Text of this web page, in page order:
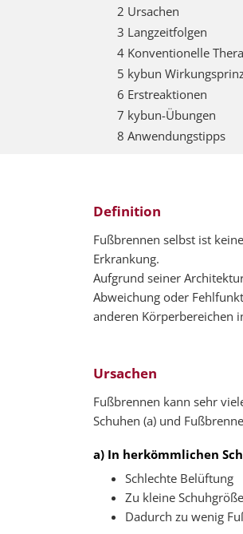
2 Ursachen
3 Langzeitfolgen
4 Konventionelle
5 kybun
6 Erstreaktionen
7 kybun-Übungen
8 Anwendungstipps
Definition
Fußbrennen selbst ist
Erkrankung.
Aufgrund seiner
Abweichung oder
anderen Körperbereichen
Ursachen
Fußbrennen kann sehr
Schuhen (a) und
a) In herkömmlichen
Schlechte Belüftung
Zu kleine
Dadurch zu wenig